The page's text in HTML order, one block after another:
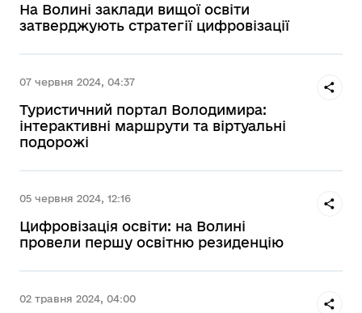
На Волині заклади вищої освіти
затверджують стратегії цифровізації
Туристичний портал Володимира:
інтерактивні маршрути та віртуальні
подорожі
07 червня 2024, 04:37
Цифровізація освіти: на Волині
провели першу освітню резиденцію
05 червня 2024, 12:16
02 травня 2024, 04:00